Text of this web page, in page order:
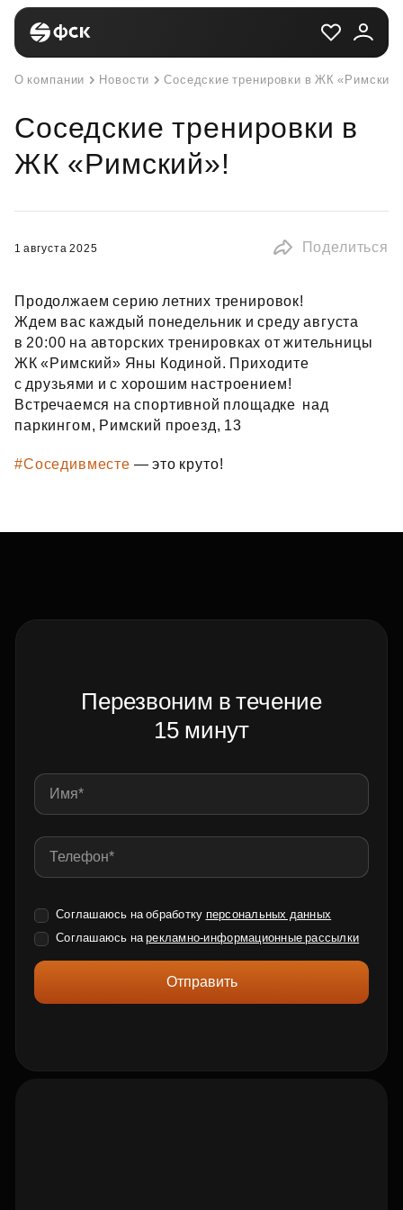
О компании Новости Соседские тренировки в ЖК
Соседские тренировки в
ЖК «Римский»!
1 августа 2025 Поделиться
Продолжаем серию летних тренировок!
Ждем вас каждый понедельник и среду августа
в 20:00 на авторских тренировках от жительницы
ЖК «Римский» Яны Кодиной. Приходите
с друзьями и с хорошим настроением!
Встречаемся на спортивной площадке над
паркингом, Римский проезд, 13
#Соседивместе — это круто!
Перезвоним в течение
15 минут
Соглашаюсь на обработку персональных данных
Соглашаюсь нарекламно-информационные рассылки
Отправить